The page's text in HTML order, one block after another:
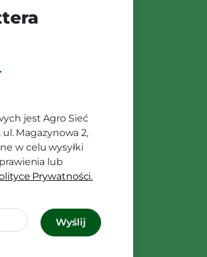
jest Agro Sieć
ul. Magazynowa 2,
w celu wysyłki
lub
Prywatności.